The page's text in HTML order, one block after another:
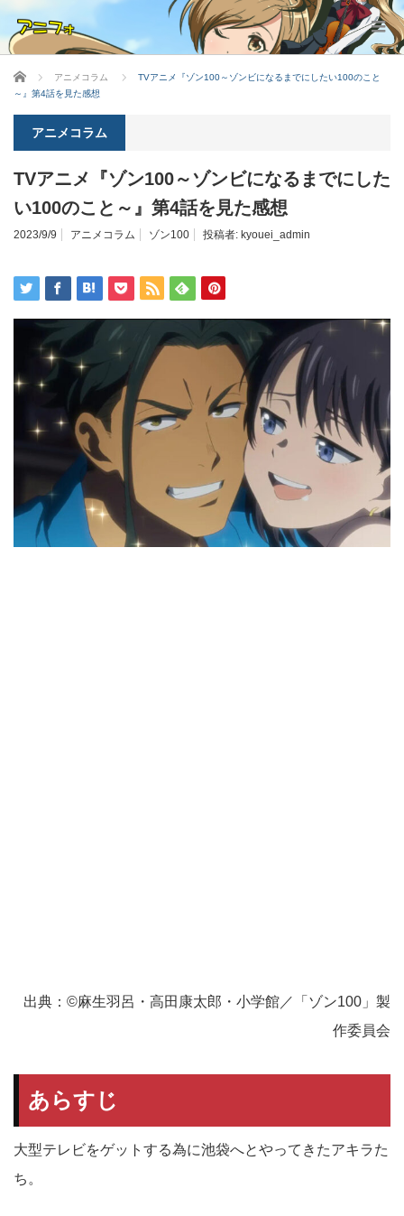
ホーム アニメコラム
TVアニメ『ゾン100～ゾンビになるまでにしたい100のこと
～』第4話を見た感想
アニメコラム
TVアニメ『ゾン100～ゾンビになるまでにした
い100のこと～』第4話を見た感想
2023/9/9 アニメコラム ゾン100 投稿者: kyouei_admin
出典：©麻生羽呂・高田康太郎・小学館／「ゾン100」製
作委員会
あらすじ
大型テレビをゲットする為に池袋へとやってきたアキラた
ち。